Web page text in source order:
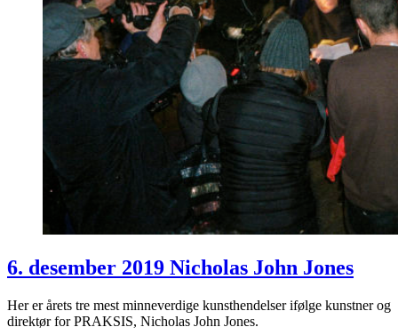
6. desember 2019 Nicholas John Jones
Her er årets tre mest minneverdige kunsthendelser ifølge kunstner og
direktør for PRAKSIS, Nicholas John Jones.